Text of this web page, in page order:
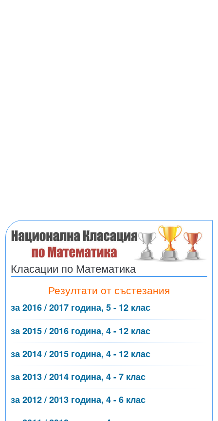
Класации по Математика
Резултати от състезания
за 2016 / 2017 година, 5 - 12 клас
за 2015 / 2016 година, 4 - 12 клас
за 2014 / 2015 година, 4 - 12 клас
за 2013 / 2014 година, 4 - 7 клас
за 2012 / 2013 година, 4 - 6 клас